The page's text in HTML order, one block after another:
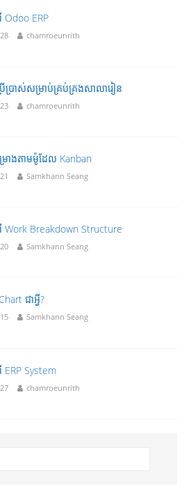
ERP
chamroeunrith
ើប្រាស់សម្រាប់គ្រប់គ្រងសាលារៀន
chamroeunrith
ោងតាមម៉ូដែល Kanban
Samkhann Seang
Breakdown Structure
Samkhann Seang
ជាអ្វី?
Samkhann Seang
System
chamroeunrith